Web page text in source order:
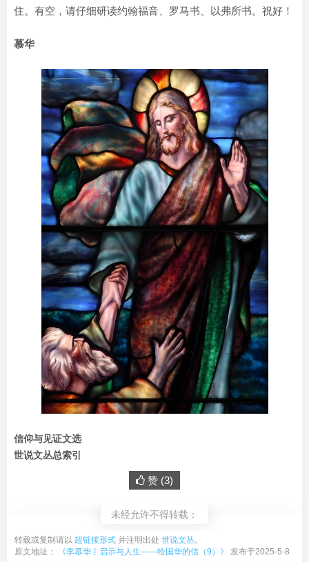
住。有空，请仔细研读约翰福音、罗马书、以弗所书。祝好！
慕华
信仰与见证文选
世说文丛总索引
赞 (3)
未经允许不得转载：
转载或复制请以 超链接形式 并注明出处 世说文丛。
原文地址：
《李慕华丨启示与人生——给国华的信（9）》 发布于2025-5-8